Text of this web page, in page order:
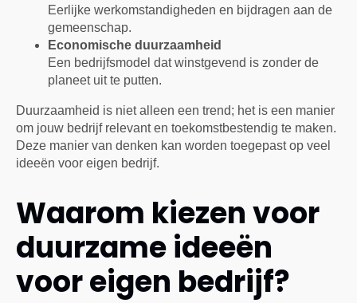
Eerlijke werkomstandigheden en bijdragen aan de
gemeenschap.
Economische duurzaamheid
Een bedrijfsmodel dat winstgevend is zonder de
planeet uit te putten.
Duurzaamheid is niet alleen een trend; het is een manier
om jouw bedrijf relevant en toekomstbestendig te maken.
Deze manier van denken kan worden toegepast op veel
ideeën voor eigen bedrijf.
Waarom kiezen voor
duurzame ideeën
voor eigen bedrijf?